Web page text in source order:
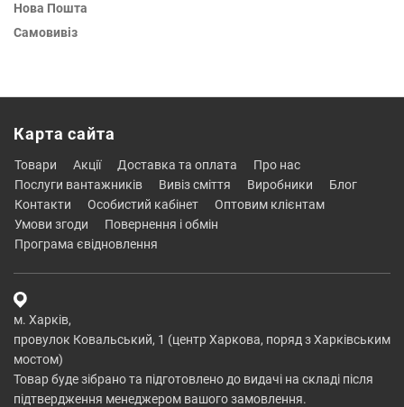
Нова Пошта
Самовивіз
Карта сайта
товари акції доставка та оплата
про нас
послуги вантажників
вивіз сміття виробники
блог
контакти
особистий кабінет
оптовим клієнтам
умови згоди
повернення і обмін
програма євідновлення
м. Харків,
провулок Ковальський, 1 (центр Харкова, поряд з Харківським
мостом)
Товар буде зібрано та підготовлено до видачі на складі після
підтвердження менеджером вашого замовлення.